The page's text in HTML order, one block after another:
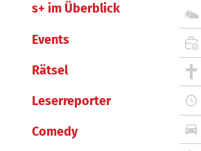
s+ im Überblick
Events
Rätsel
Leserreporter
Comedy